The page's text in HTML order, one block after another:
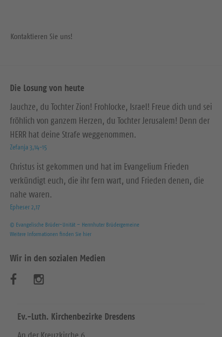
Kontaktieren Sie uns!
Die Losung von heute
Jauchze, du Tochter Zion! Frohlocke, Israel! Freue dich und sei
fröhlich von ganzem Herzen, du Tochter Jerusalem! Denn der
HERR hat deine Strafe weggenommen.
Zefanja 3,14-15
Christus ist gekommen und hat im Evangelium Frieden
verkündigt euch, die ihr fern wart, und Frieden denen, die
nahe waren.
Epheser 2,17
© Evangelische Brüder-Unität – Herrnhuter Brüdergemeine
Weitere Informationen finden Sie hier
Wir in den sozialen Medien
s
s
Ev.-Luth. Kirchenbezirke Dresdens